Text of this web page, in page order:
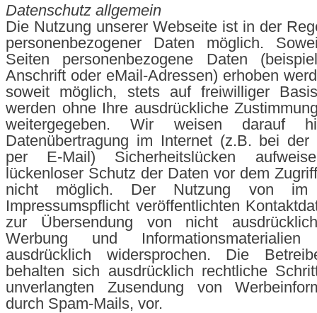
Datenschutz allgemein
Die Nutzung unserer Webseite ist in der
personenbezogener Daten möglich.
Seiten personenbezogene Daten
Anschrift oder eMail-Adressen) erhoben
soweit möglich, stets auf freiwilliger
werden ohne Ihre ausdrückliche
weitergegeben. Wir weisen darauf
Datenübertragung im Internet (z.B. bei der
per E-Mail) Sicherheitslücken
lückenloser Schutz der Daten vor dem
nicht möglich. Der Nutzung von im
Impressumspflicht veröffentlichten
zur Übersendung von nicht
Werbung und
ausdrücklich widersprochen. Die
behalten sich ausdrücklich rechtliche
unverlangten Zusendung von
durch Spam-Mails, vor.